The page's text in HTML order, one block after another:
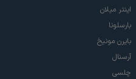
اینتر میلان
بارسلونا
بایرن مونیخ
آرسنال
چلسی